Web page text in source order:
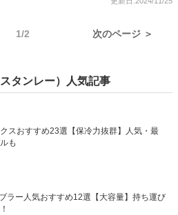
1/2 次のページ ＞
タンレー）人気記事
スおすすめ23選【保冷力抜群】人気・最
も
ラー人気おすすめ12選【大容量】持ち運び